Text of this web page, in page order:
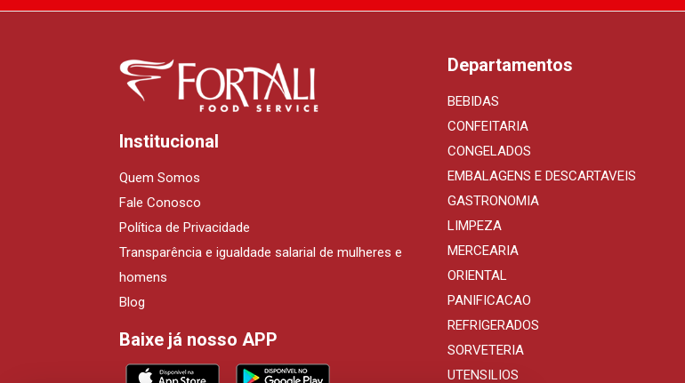
Institucional
Quem Somos
Fale Conosco
Política de Privacidade
Transparência e igualdade salarial de mulheres e
homens
Blog
Baixe já nosso APP
Departamentos
BEBIDAS
CONFEITARIA
CONGELADOS
EMBALAGENS E DESCARTAVEIS
GASTRONOMIA
LIMPEZA
MERCEARIA
ORIENTAL
PANIFICACAO
REFRIGERADOS
SORVETERIA
UTENSILIOS